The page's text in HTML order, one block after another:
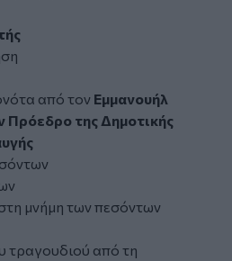
από τον Εμμανουήλ
Πρόεδρο της Δημοτικής
μνήμη των πεσόντων
τραγουδιού από τη